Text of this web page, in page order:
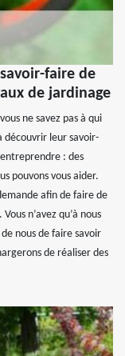
faire de
de jardinage
ne savez pas à qui
découvrir leur savoir-
: des
pouvons vous aider.
afin de faire de
n’avez qu’à nous
nous de faire savoir
de réaliser des